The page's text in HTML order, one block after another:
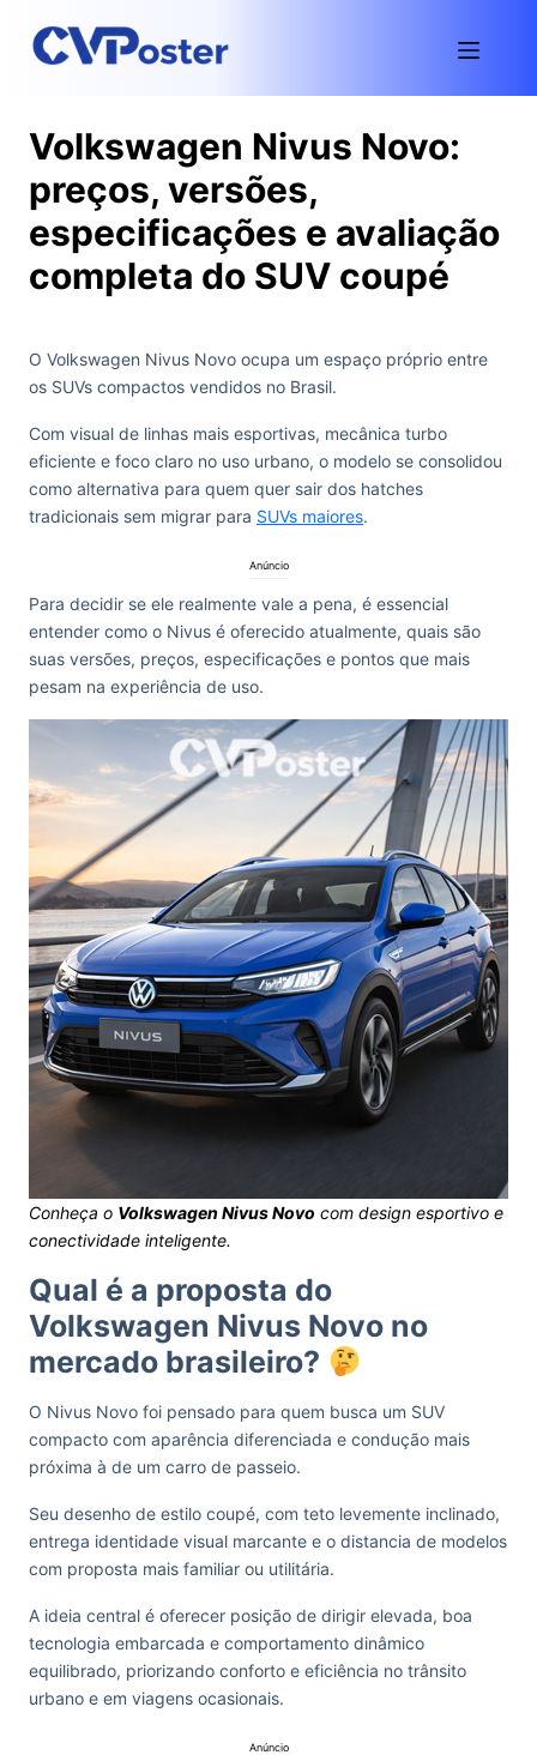
Volkswagen Nivus Novo:
preços, versões,
especificações e avaliação
completa do SUV coupé
O Volkswagen Nivus Novo ocupa um espaço próprio entre
os SUVs compactos vendidos no Brasil.
Com visual de linhas mais esportivas, mecânica turbo
eficiente e foco claro no uso urbano, o modelo se consolidou
como alternativa para quem quer sair dos hatches
tradicionais sem migrar para SUVs maiores.
Anúncio
Para decidir se ele realmente vale a pena, é essencial
entender como o Nivus é oferecido atualmente, quais são
suas versões, preços, especificações e pontos que mais
pesam na experiência de uso.
Conheça o Volkswagen Nivus Novo com design esportivo e
conectividade inteligente.
Qual é a proposta do
Volkswagen Nivus Novo no
mercado brasileiro?
O Nivus Novo foi pensado para quem busca um SUV
compacto com aparência diferenciada e condução mais
próxima à de um carro de passeio.
Seu desenho de estilo coupé, com teto levemente inclinado,
entrega identidade visual marcante e o distancia de modelos
com proposta mais familiar ou utilitária.
A ideia central é oferecer posição de dirigir elevada, boa
tecnologia embarcada e comportamento dinâmico
equilibrado, priorizando conforto e eficiência no trânsito
urbano e em viagens ocasionais.
Anúncio